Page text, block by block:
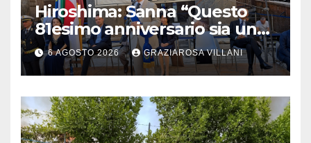
Hiroshima: Sanna “Questo
81esimo anniversario sia un
monito per tutti”
6 AGOSTO 2026 GRAZIAROSA VILLANI